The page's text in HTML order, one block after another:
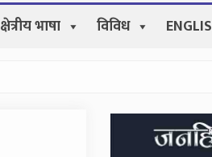
क्षेत्रीय भाषा विविध
Secondary
Sidebar